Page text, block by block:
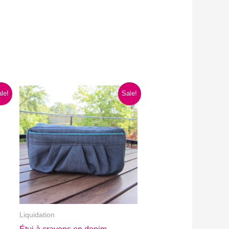
Sale!
Liquidation